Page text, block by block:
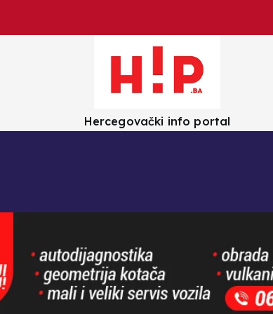
Hercegovački info portal